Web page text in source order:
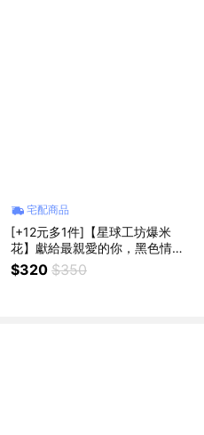
宅配商品
[+12元多1件]【星球工坊爆米
花】獻給最親愛的你，黑色情人
節巧克力控必BUY，特濃巧克力
150gx1
$320 $350